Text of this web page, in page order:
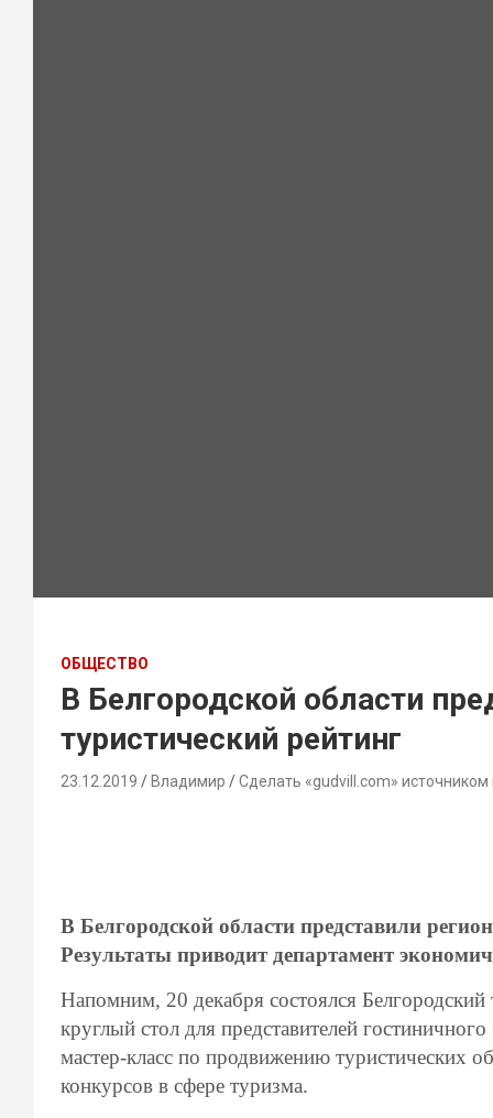
ОБЩЕСТВО
В Белгородской области
туристический рейтинг
23.12.2019 Владимир Сделать «gudvill.com» источником
В Белгородской области представили
Результаты приводит департамент
Напомним, 20 декабря состоялся
круглый стол для представителей
мастер-класс по продвижению туристических
конкурсов в сфере туризма.